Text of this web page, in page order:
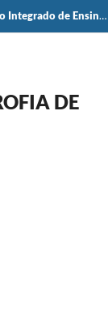
Seminário de Iniciação Científica e Seminário Integrado de Ensino, Pesquisa e Extensão (SIEPE)
DE